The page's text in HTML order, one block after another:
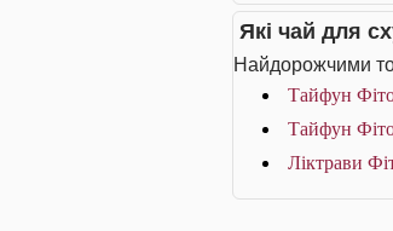
Які чай для
Найдорожчими
Тайфун
Тайфун
Ліктрави